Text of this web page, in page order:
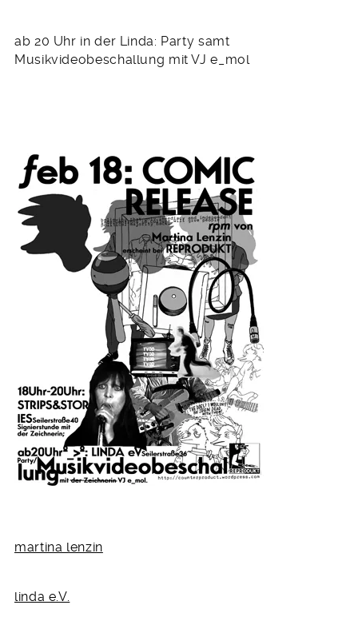
ab 20 Uhr in der Linda: Party samt
Musikvideobeschallung mit VJ e_mol
martina lenzin
linda e.V.